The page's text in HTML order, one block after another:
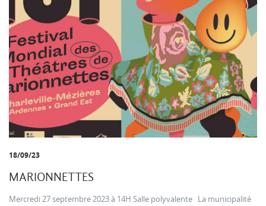
18/09/23
MARIONNETTES
Mercredi 27 septembre 2023 à 14H Salle polyvalente La municipalité